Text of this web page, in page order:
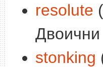
resolute
Двоични
stonking